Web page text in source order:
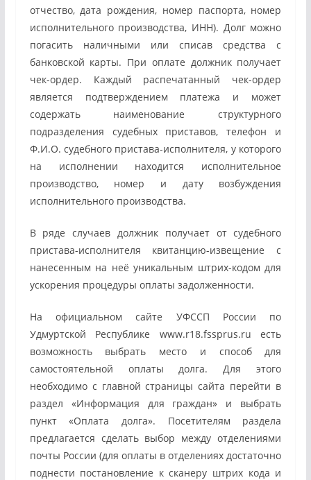
отчество, дата рождения, номер паспорта, номер
исполнительного производства, ИНН). Долг можно
погасить наличными или списав средства с
банковской карты. При оплате должник получает
чек-ордер. Каждый распечатанный чек-ордер
является подтверждением платежа и может
содержать наименование структурного
подразделения судебных приставов, телефон и
Ф.И.О. судебного пристава-исполнителя, у которого
на исполнении находится исполнительное
производство, номер и дату возбуждения
исполнительного производства.
В ряде случаев должник получает от судебного
пристава-исполнителя квитанцию-извещение с
нанесенным на неё уникальным штрих-кодом для
ускорения процедуры оплаты задолженности.
На официальном сайте УФССП России по
Удмуртской Республике www.r18.fssprus.ru есть
возможность выбрать место и способ для
самостоятельной оплаты долга. Для этого
необходимо с главной страницы сайта перейти в
раздел «Информация для граждан» и выбрать
пункт «Оплата долга». Посетителям раздела
предлагается сделать выбор между отделениями
почты России (для оплаты в отделениях достаточно
поднести постановление к сканеру штрих кода и